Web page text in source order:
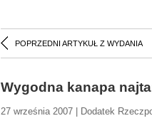
POPRZEDNI ARTYKUŁ Z WYDANIA
Wygodna kanapa
27 września 2007 | Dodatek